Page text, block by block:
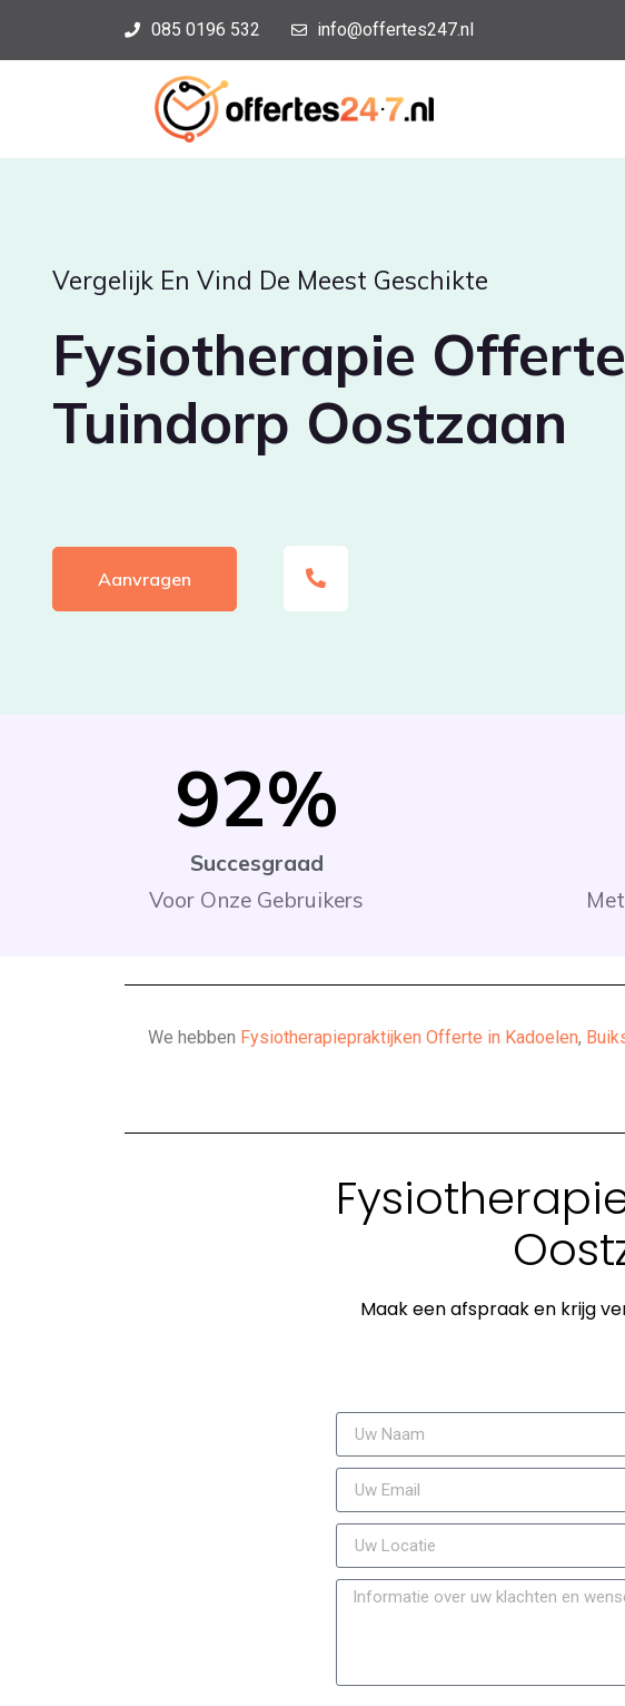
085 0196 532 info@offertes247.nl
Vergelijk En Vind De Meest Geschikte
Fysiotherapie Offerte
Tuindorp Oostzaan
Aanvragen
Succesgraad
92%
Voor Onze Gebruikers
We hebben Fysiotherapiepraktijken Offerte in Kadoelen,
Maak een afspraak en krijg